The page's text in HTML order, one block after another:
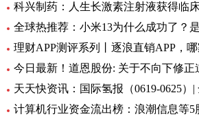
科兴制药：人生长激素注射液获得临
全球热推荐：小米13为什么成功了？